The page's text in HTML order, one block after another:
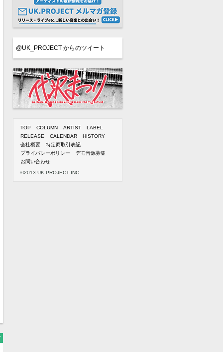
@UK_PROJECT からのツイート
TOP COLUMN ARTIST
LABEL
RELEASE
CALENDAR
HISTORY
会社概要
特定商取引表記
プライバシーポリシー
デモ音源募集
お問い合わせ
©2013 UK.PROJECT INC.